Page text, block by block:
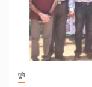
पुणे